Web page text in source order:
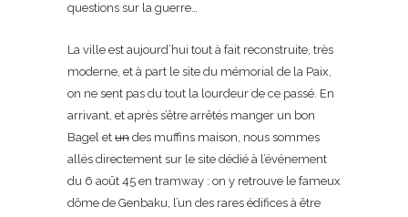
questions sur la guerre…
La ville est aujourd’hui tout à fait reconstruite, très
moderne, et à part le site du mémorial de la Paix,
on ne sent pas du tout la lourdeur de ce passé. En
arrivant, et après s’être arrêtés manger un bon
Bagel et un des muffins maison, nous sommes
allés directement sur le site dédié à l’événement
du 6 août 45 en tramway : on y retrouve le fameux
dôme de Genbaku, l’un des rares édifices à être